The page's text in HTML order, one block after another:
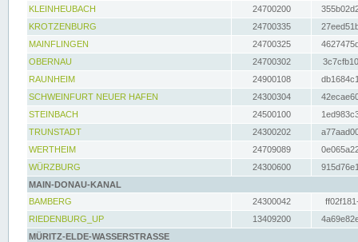
KLEINHEUBACH 24700200
KROTZENBURG
24700335
MAINFLINGEN
24700325
OBERNAU
24700302
RAUNHEIM
24900108
SCHWEINFURT NEUER HAFEN
24300304
STEINBACH
24500100
TRUNSTADT
24300202
WERTHEIM
24709089
WÜRZBURG
24300600
MAIN-DONAU-KANAL
BAMBERG
24300042
RIEDENBURG_UP
13409200
MÜRITZ-ELDE-WASSERSTRASSE